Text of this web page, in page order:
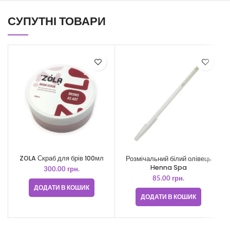
СУПУТНІ ТОВАРИ
ZOLA Скраб для брів 100мл
300.00 грн.
ДОДАТИ В КОШИК
Розмічальний білий олівець
Henna Spa
85.00 грн.
ДОДАТИ В КОШИК